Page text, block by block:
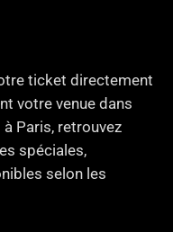
ticket directement
votre venue dans
Paris, retrouvez
spéciales,
selon les